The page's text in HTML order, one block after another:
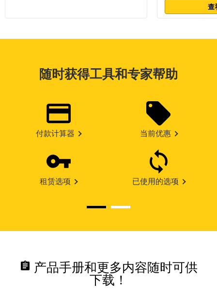
查
随时获得工具和专家帮助
付款计算器 当前优惠
租赁选项 已使用的选项
assignment 产品手册和更多内容随时可供
下载！